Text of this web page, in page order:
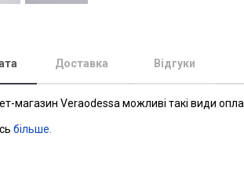
Доставка Відгуки
магазин Veraodessa можливі такі види
більше.